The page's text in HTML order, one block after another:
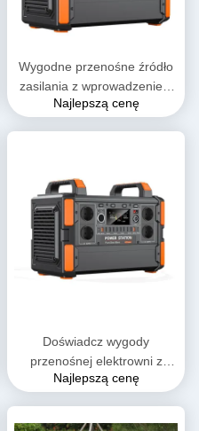
Wygodne przenośne źródło
zasilania z wprowadzeniem
DC 1200W do ładowania i
Najlepszą cenę
Doświadcz wygody
przenośnej elektrowni z
wyjściem czystej fali sinus 4
Najlepszą cenę